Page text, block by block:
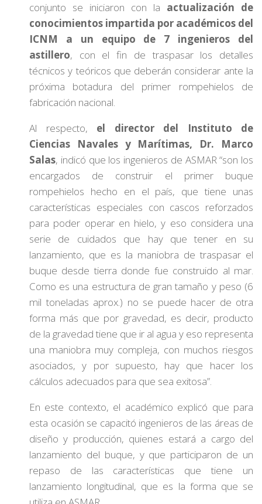
conjunto se iniciaron con la actualización de
conocimientos impartida por académicos del
ICNM a un equipo de 7 ingenieros del
astillero, con el fin de traspasar los detalles
técnicos y teóricos que deberán considerar ante la
próxima botadura del primer rompehielos de
fabricación nacional.
Al respecto, el director del Instituto de
Ciencias Navales y Marítimas, Dr. Marco
Salas, indicó que los ingenieros de ASMAR “son los
encargados de construir el primer buque
rompehielos hecho en el país, que tiene unas
características especiales con cascos reforzados
para poder operar en hielo, y eso considera una
serie de cuidados que hay que tener en su
lanzamiento, que es la maniobra de traspasar el
buque desde tierra donde fue construido al mar.
Como es una estructura de gran tamaño y peso (6
mil toneladas aprox.) no se puede hacer de otra
forma más que por gravedad, es decir, producto
de la gravedad tiene que ir al agua y eso representa
una maniobra muy compleja, con muchos riesgos
asociados, y por supuesto, hay que hacer los
cálculos adecuados para que sea exitosa”.
En este contexto, el académico explicó que para
esta ocasión se capacitó ingenieros de las áreas de
diseño y producción, quienes estará a cargo del
lanzamiento del buque, y que participaron de un
repaso de las características que tiene un
lanzamiento longitudinal, que es la forma que se